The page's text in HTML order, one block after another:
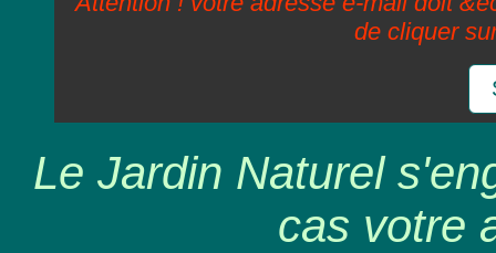
de cliquer
Le Jardin Naturel
cas votre